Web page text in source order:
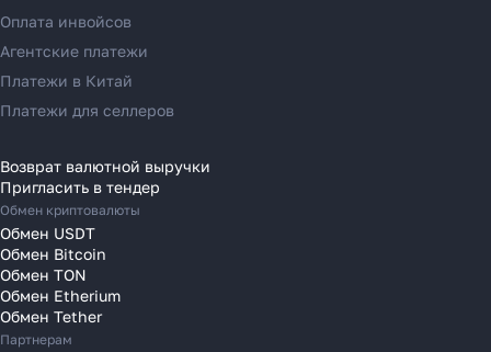
Переводы в Германию
Переводы в Ирландию
Переводы в Испанию
Переводы в Италию
Переводы в Латвию
Переводы в Литву
Переводы в Молдавию
Переводы в Монако
Переводы в Нидерланды
Переводы в Польшу
Переводы в Португалию
Оплата инвойсов
Агентские платежи
Платежи в Китай
Платежи для селлеров
Возврат валютной выручки
Пригласить в тендер
Обмен криптовалюты
Обмен USDT
Обмен Bitcoin
Обмен TON
Обмен Etherium
Обмен Tether
Партнерам